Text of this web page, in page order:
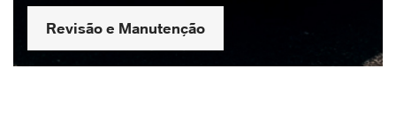
Revisão e Manutenção